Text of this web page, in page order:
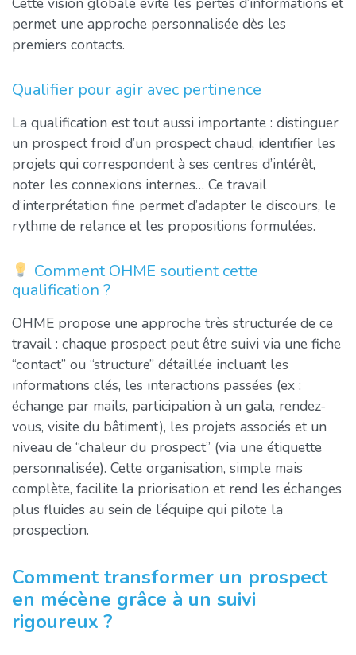
permet une approche personnalisée dès les
premiers contacts.
Qualifier pour agir avec pertinence
La qualification est tout aussi importante : distinguer
un prospect froid d’un prospect chaud, identifier les
projets qui correspondent à ses centres d’intérêt,
noter les connexions internes… Ce travail
d’interprétation fine permet d’adapter le discours, le
rythme de relance et les propositions formulées.
Comment OHME soutient cette
qualification ?
OHME propose une approche très structurée de ce
travail : chaque prospect peut être suivi via une fiche
“contact” ou “structure” détaillée incluant les
informations clés, les interactions passées (ex :
échange par mails, participation à un gala, rendez-
vous, visite du bâtiment), les projets associés et un
niveau de “chaleur du prospect” (via une étiquette
personnalisée). Cette organisation, simple mais
complète, facilite la priorisation et rend les échanges
plus fluides au sein de l’équipe qui pilote la
prospection.
Comment transformer un prospect
en mécène grâce à un suivi
rigoureux ?